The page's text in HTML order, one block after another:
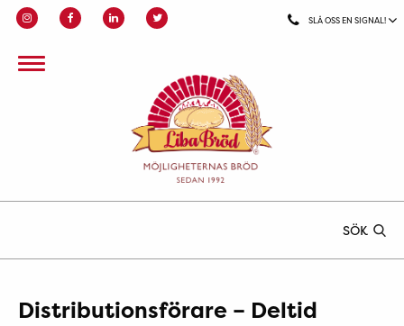
SLÅ OSS EN SIGNAL!
SÖK
Distributionsförare – Deltid